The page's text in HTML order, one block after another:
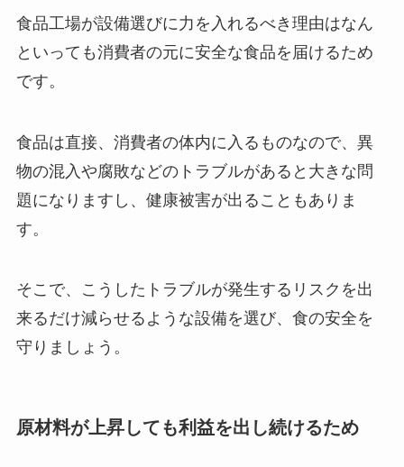
食品工場が設備選びに力を入れるべき理由はなん
といっても消費者の元に安全な食品を届けるため
です。
食品は直接、消費者の体内に入るものなので、異
物の混入や腐敗などのトラブルがあると大きな問
題になりますし、健康被害が出ることもありま
す。
そこで、こうしたトラブルが発生するリスクを出
来るだけ減らせるような設備を選び、食の安全を
守りましょう。
原材料が上昇しても利益を出し続けるため